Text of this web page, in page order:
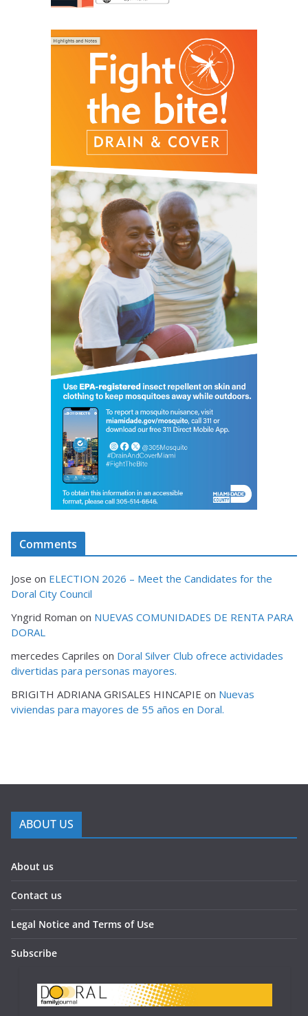
Comments
Jose on ELECTION 2026 – Meet the Candidates for the
Doral City Council
Yngrid Roman on NUEVAS COMUNIDADES DE RENTA PARA
DORAL
mercedes Capriles on Doral Silver Club ofrece actividades
divertidas para personas mayores.
BRIGITH ADRIANA GRISALES HINCAPIE on Nuevas
viviendas para mayores de 55 años en Doral.
ABOUT US
About us
Contact us
Legal Notice and Terms of Use
Subscribe